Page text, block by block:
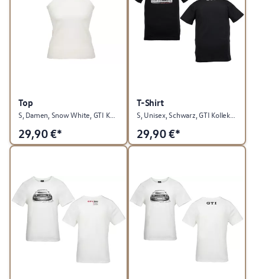
Top
S, Damen, Snow White, GTI Kollektion
29,90€*
T-Shirt
S, Unisex, Schwarz, GTI Kollektion
29,90€*